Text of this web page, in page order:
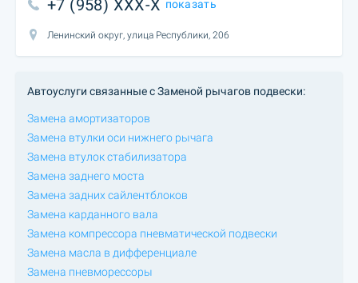
+7 (958) XXX-X показать
Ленинский округ, улица Республики, 206
Автоуслуги связанные с Заменой рычагов подвески:
Замена амортизаторов
Замена втулки оси нижнего рычага
Замена втулок стабилизатора
Замена заднего моста
Замена задних сайлентблоков
Замена карданного вала
Замена компрессора пневматической подвески
Замена масла в дифференциале
Замена пневморессоры